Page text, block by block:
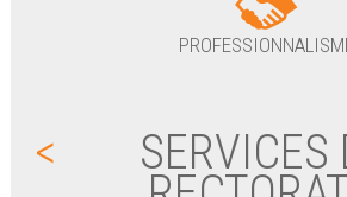
< SERVICES